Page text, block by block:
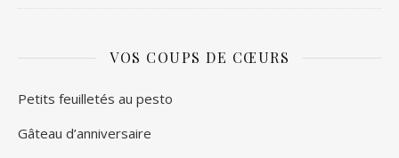
VOS COUPS DE CŒURS
Petits feuilletés au pesto
Gâteau d’anniversaire